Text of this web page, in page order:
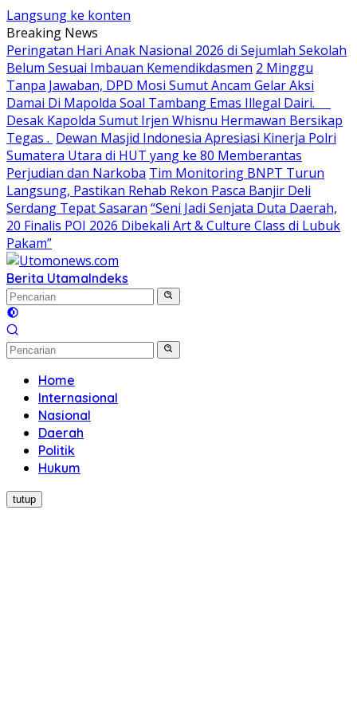
Langsung ke konten
Breaking News
Peringatan Hari Anak Nasional 2026 di Sejumlah Sekolah
Belum Sesuai Imbauan Kemendikdasmen 2 Minggu
Tanpa Jawaban, DPD Mosi Sumut Ancam Gelar Aksi
Damai Di Mapolda Soal Tambang Emas Illegal Dairi.
Desak Kapolda Sumut Irjen Whisnu Hermawan Bersikap
Tegas . Dewan Masjid Indonesia Apresiasi Kinerja Polri
Sumatera Utara di HUT yang ke 80 Memberantas
Perjudian dan Narkoba Tim Monitoring BNPT Turun
Langsung, Pastikan Rehab Rekon Pasca Banjir Deli
Serdang Tepat Sasaran “Seni Jadi Senjata Duta Daerah,
20 Finalis POI 2026 Dibekali Art & Culture Class di Lubuk
Pakam”
Berita UtamaIndeks
Home
Internasional
Nasional
Daerah
Politik
Hukum
tutup